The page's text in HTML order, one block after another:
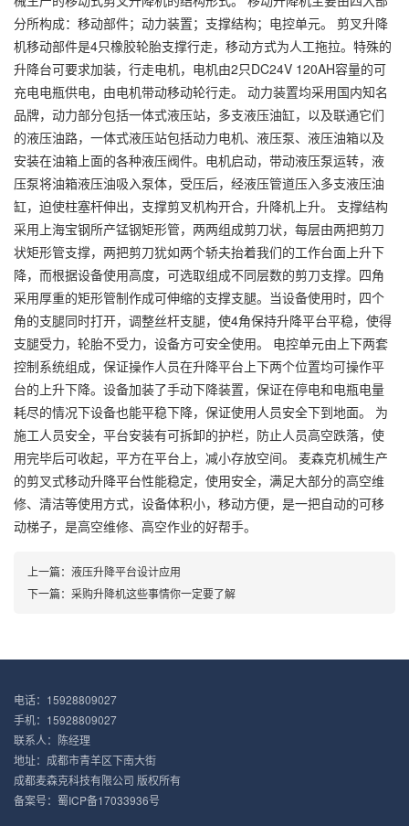
分所构成：移动部件；动力装置；支撑结构；电控单元。 剪叉升降
机移动部件是4只橡胶轮胎支撑行走，移动方式为人工拖拉。特殊的
升降台可要求加装，行走电机，电机由2只DC24V 120AH容量的可
充电电瓶供电，由电机带动移动轮行走。 动力装置均采用国内知名
品牌，动力部分包括一体式液压站，多支液压油缸，以及联通它们
的液压油路，一体式液压站包括动力电机、液压泵、液压油箱以及
安装在油箱上面的各种液压阀件。电机启动，带动液压泵运转，液
压泵将油箱液压油吸入泵体，受压后，经液压管道压入多支液压油
缸，迫使柱塞杆伸出，支撑剪叉机构开合，升降机上升。 支撑结构
采用上海宝钢所产锰钢矩形管，两两组成剪刀状，每层由两把剪刀
状矩形管支撑，两把剪刀犹如两个轿夫抬着我们的工作台面上升下
降，而根据设备使用高度，可选取组成不同层数的剪刀支撑。四角
采用厚重的矩形管制作成可伸缩的支撑支腿。当设备使用时，四个
角的支腿同时打开，调整丝杆支腿，使4角保持升降平台平稳，使得
支腿受力，轮胎不受力，设备方可安全使用。 电控单元由上下两套
控制系统组成，保证操作人员在升降平台上下两个位置均可操作平
台的上升下降。设备加装了手动下降装置，保证在停电和电瓶电量
耗尽的情况下设备也能平稳下降，保证使用人员安全下到地面。 为
施工人员安全，平台安装有可拆卸的护栏，防止人员高空跌落，使
用完毕后可收起，平方在平台上，减小存放空间。 麦森克机械生产
的剪叉式移动升降平台性能稳定，使用安全，满足大部分的高空维
修、清洁等使用方式，设备体积小，移动方便，是一把自动的可移
动梯子，是高空维修、高空作业的好帮手。
上一篇： 液压升降平台设计应用
下一篇： 采购升降机这些事情你一定要了解
电话：15928809027
手机：15928809027
联系人：陈经理
地址：成都市青羊区下南大街
成都麦森克科技有限公司 版权所有
备案号： 蜀ICP备17033936号